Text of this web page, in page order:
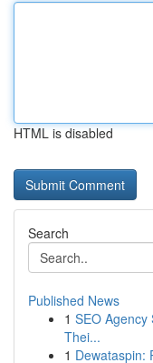
HTML is disabled
Search
Published News
1 SEO Agency
Thei...
1 Dewataspin: